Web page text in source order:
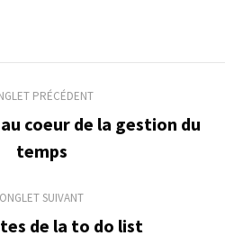
PRÉCÉDENT
Onglet
précédent
coeur de la gestion du
temps
ONGLET SUIVANT
Onglet
de la to do list